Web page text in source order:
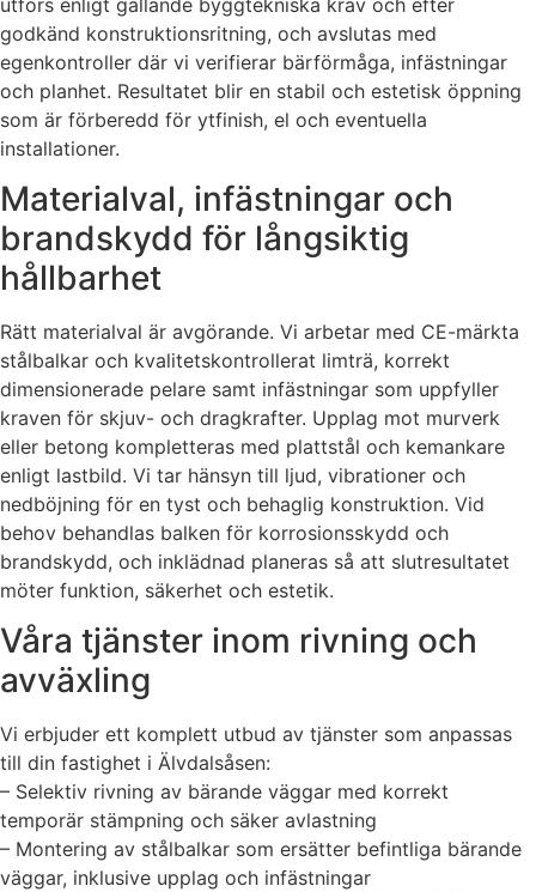
godkänd konstruktionsritning, och avslutas med
egenkontroller där vi verifierar bärförmåga, infästningar
och planhet. Resultatet blir en stabil och estetisk öppning
som är förberedd för ytfinish, el och eventuella
installationer.
Materialval, infästningar och
brandskydd för långsiktig
hållbarhet
Rätt materialval är avgörande. Vi arbetar med CE-märkta
stålbalkar och kvalitetskontrollerat limträ, korrekt
dimensionerade pelare samt infästningar som uppfyller
kraven för skjuv- och dragkrafter. Upplag mot murverk
eller betong kompletteras med plattstål och kemankare
enligt lastbild. Vi tar hänsyn till ljud, vibrationer och
nedböjning för en tyst och behaglig konstruktion. Vid
behov behandlas balken för korrosionsskydd och
brandskydd, och inklädnad planeras så att slutresultatet
möter funktion, säkerhet och estetik.
Våra tjänster inom rivning och
avväxling
Vi erbjuder ett komplett utbud av tjänster som anpassas
till din fastighet i Älvdalsåsen:
– Selektiv rivning av bärande väggar med korrekt
temporär stämpning och säker avlastning
– Montering av stålbalkar som ersätter befintliga bärande
väggar, inklusive upplag och infästningar